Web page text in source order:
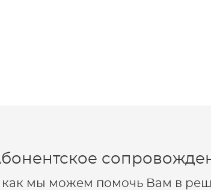
как мы можем помочь Вам в